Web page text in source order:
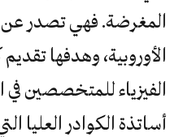
المغرضة. فهي تصدر عن
الأوروبية، وهدفها
الفيزياء للمتخصصين
أساتذة الكوادر العليا